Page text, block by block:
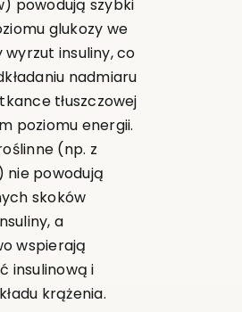
powodują szybki
glukozy we
wyrzut insuliny, co
nadmiaru
tłuszczowej
poziomu energii.
(np. z
nie powodują
skoków
a
wspierają
insulinową i
krążenia.